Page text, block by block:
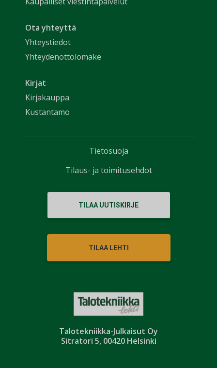
Talotekniikka-Julkaisut Oy
Sitratori 5, 00420 Helsinki
Ota yhteyttä
Yhteystiedot
Yhteydenottolomake
Kirjat
Kirjakauppa
Kustantamo
TILAA UUTISKIRJE
TILAA LEHTI
Tietosuoja
Tilaus- ja toimitusehdot